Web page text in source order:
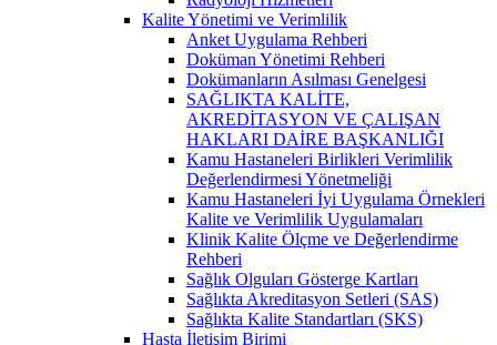
Kalite Yönetimi ve Verimlilik
Anket Uygulama Rehberi
Doküman Yönetimi Rehberi
Dokümanların Asılması Genelgesi
SAĞLIKTA KALİTE,
AKREDİTASYON VE ÇALIŞAN
HAKLARI DAİRE BAŞKANLIĞI
Kamu Hastaneleri Birlikleri Verimlilik
Değerlendirmesi Yönetmeliği
Kamu Hastaneleri İyi Uygulama Örnekleri
Kalite ve Verimlilik Uygulamaları
Klinik Kalite Ölçme ve Değerlendirme
Rehberi
Sağlık Olguları Gösterge Kartları
Sağlıkta Akreditasyon Setleri (SAS)
Sağlıkta Kalite Standartları (SKS)
Hasta İletişim Birimi